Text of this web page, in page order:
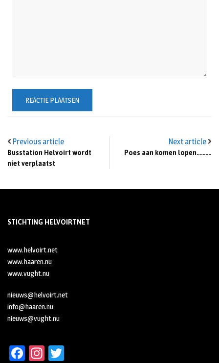
Previous article
Busstation Helvoirt wordt
niet verplaatst
Next article
Poes aan komen lopen……….
STICHTING HELVOIRTNET
www.helvoirt.net
www.haaren.nu
www.vught.nu
nieuws@helvoirt.net
info@haaren.nu
nieuws@vught.nu
Fa In